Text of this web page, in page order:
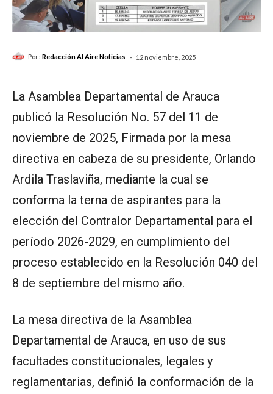
Por: Redacción Al Aire Noticias - 12 noviembre, 2025
La Asamblea Departamental de Arauca
publicó la Resolución No. 57 del 11 de
noviembre de 2025, Firmada por la mesa
directiva en cabeza de su presidente, Orlando
Ardila Traslaviña, mediante la cual se
conforma la terna de aspirantes para la
elección del Contralor Departamental para el
período 2026-2029, en cumplimiento del
proceso establecido en la Resolución 040 del
8 de septiembre del mismo año.
La mesa directiva de la Asamblea
Departamental de Arauca, en uso de sus
facultades constitucionales, legales y
reglamentarias, definió la conformación de la